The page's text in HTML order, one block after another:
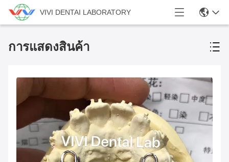
VIVI DENTAI LABORATORY
การแสดงสินค้า